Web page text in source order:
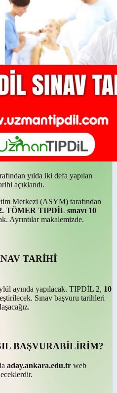
yılda iki defa yapılan
açıklandı.
Merkezi (ASYM) tarafından
TÖMER TIPDİL sınavı 10
Ayrıntılar makalemizde.
TARİHİ
ayında yapılacak. TIPDİL 2, 10
Sınav başvuru tarihleri
BAŞVURABİLİRİM?
aday.ankara.edu.tr web